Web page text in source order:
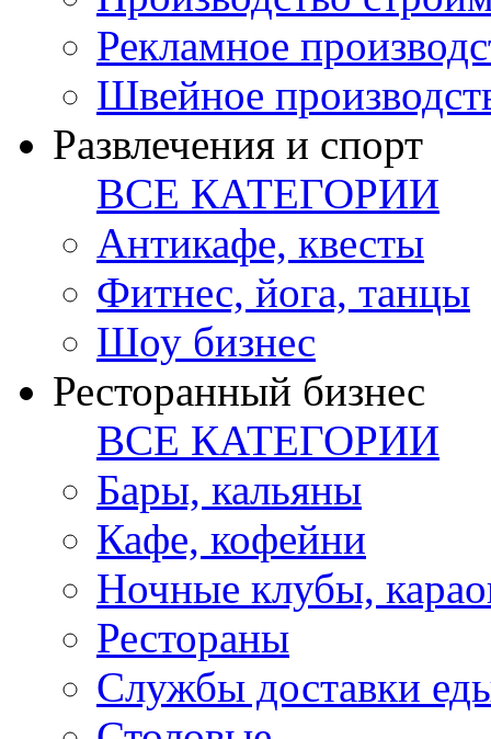
Рекламное
Швейное
Развлечения и спорт
ВСЕ КАТЕГОРИИ
Антикафе, квесты
Фитнес, йога, танцы
Шоу бизнес
Ресторанный бизнес
ВСЕ КАТЕГОРИИ
Бары, кальяны
Кафе, кофейни
Ночные клубы,
Рестораны
Службы доставки